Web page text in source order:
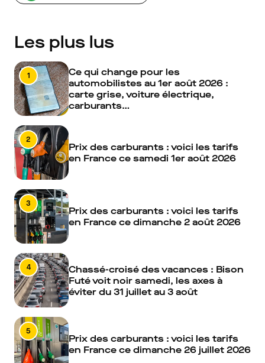
Les plus lus
1
Ce qui change pour les
automobilistes au 1er août 2026 :
carte grise, voiture électrique,
carburants…
2
Prix des carburants : voici les tarifs
en France ce samedi 1er août 2026
3
Prix des carburants : voici les tarifs
en France ce dimanche 2 août 2026
4
Chassé-croisé des vacances : Bison
Futé voit noir samedi, les axes à
éviter du 31 juillet au 3 août
5
Prix des carburants : voici les tarifs
en France ce dimanche 26 juillet 2026